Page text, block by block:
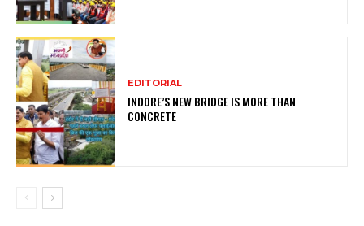
EDITORIAL
INDORE’S NEW BRIDGE IS MORE THAN
CONCRETE